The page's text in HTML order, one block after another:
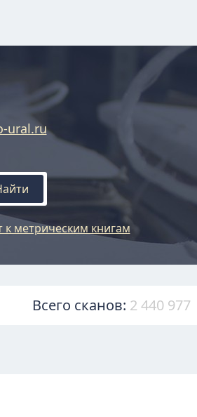
ural.ru
метрическим книгам
Всего сканов: 2 440 977